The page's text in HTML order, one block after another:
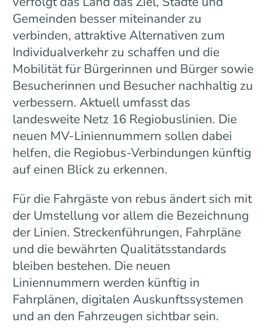
Gemeinden besser miteinander zu
verbinden, attraktive Alternativen zum
Individualverkehr zu schaffen und die
Mobilität für Bürgerinnen und Bürger sowie
Besucherinnen und Besucher nachhaltig zu
verbessern. Aktuell umfasst das
landesweite Netz 16 Regiobuslinien. Die
neuen MV-Liniennummern sollen dabei
helfen, die Regiobus-Verbindungen künftig
auf einen Blick zu erkennen.
Für die Fahrgäste von rebus ändert sich mit
der Umstellung vor allem die Bezeichnung
der Linien. Streckenführungen, Fahrpläne
und die bewährten Qualitätsstandards
bleiben bestehen. Die neuen
Liniennummern werden künftig in
Fahrplänen, digitalen Auskunftssystemen
und an den Fahrzeugen sichtbar sein.